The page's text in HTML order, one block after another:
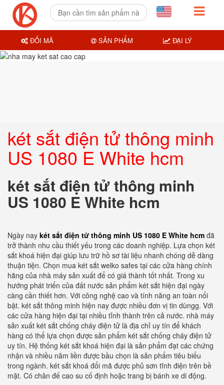
két sắt điện tử thông minh
US 1080 E White hcm
két sắt điện tử thông minh
US 1080 E White hcm
Ngày nay két sắt điện tử thông minh US 1080 E White hcm đã
trở thành nhu cầu thiết yếu trong các doanh nghiệp. Lựa chọn két
sắt khoá hiện đại giúp lưu trữ hồ sơ tài liệu nhanh chóng dễ dàng
thuận tiện. Chọn mua két sắt welko safes tại các cửa hàng chính
hãng của nhà máy sản xuất để có giá thành tốt nhất. Trong xu
hướng phát triển của đất nước sản phẩm két sắt hiện đại ngày
càng cần thiết hơn. Với công nghệ cao và tính năng an toàn nổi
bật. két sắt thông minh hiện nay được nhiều đơn vị tin dùngg. Với
các cửa hàng hiện đại tại nhiều tỉnh thành trên cả nước. nhà máy
sản xuất két sắt chống cháy điện tử là địa chỉ uy tín để khách
hàng có thể lựa chọn được sản phẩm két sắt chống cháy điện tử
uy tín. Hệ thống két sắt khoá hiện đại là sản phẩm đạt các chứng
nhận và nhiều năm liền được bầu chọn là sản phẩm tiêu biểu
trong ngành. két sắt khoá đổi mã được phủ sơn tĩnh điện trên bề
mặt. Có chân đế cao su cố định hoặc trang bị bánh xe di động.
ĐỔI MÃ SẢN PHẨM ĐẠI LÝ